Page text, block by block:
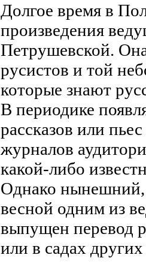
Долгое время в
произведения
Петрушевской.
русистов и той
которые знают
В периодике
рассказов или
журналов
какой-либо
Однако нынешний,
весной одним из
выпущен перевод
или в садах